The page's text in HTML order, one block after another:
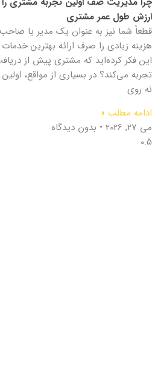
ارزش طول عمر مشتری
قطعاً شما نیز به عنوان یک مدیر یا
هزینه زیادی را صرف ارائه بهترین خدمات
این فکر کرده‌اید که مشتری پیش از
تجربه می‌کند؟ در بسیاری از مواقع،
نه روی
ادامه مطلب »
می 27, 2026
بدون دیدگاه